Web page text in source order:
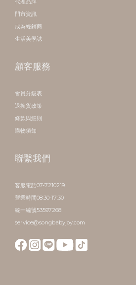
代理品牌
門市資訊
成為經銷商
生活美學誌
顧客服務
會員分級表
退換貨政策
條款與細則
購物須知
聯繫我們
客服電話07-7210219
營業時間08:30-17:30
統一編號53597268
service@songbabyjoy.com